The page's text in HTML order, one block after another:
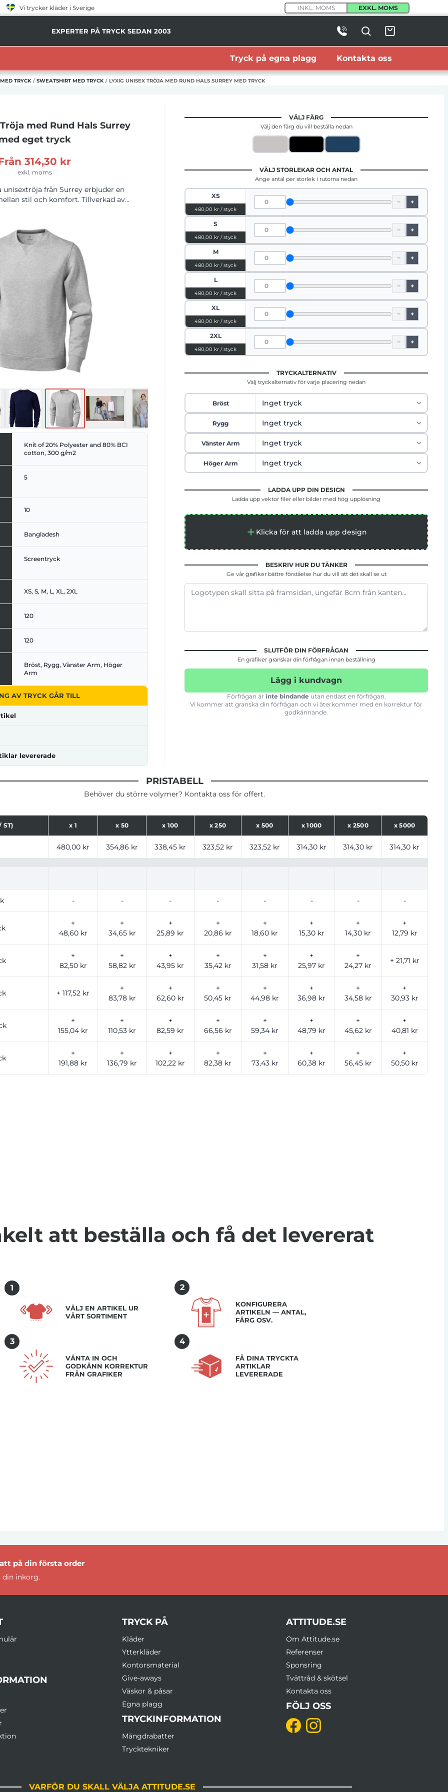
Vi trycker kläder i Sverige INKL. MOMS EXKL. MOMS
EXPERTER PÅ TRYCK SEDAN 2003
Tryck på egna plagg Kontakta oss
TRYCK / SWEATSHIRT MED TRYCK / LYXIG UNISEX TRÖJA MED RUND HALS SURREY MED TRYCK
med Rund Hals Surrey
eget tryck
314,30 kr
exkl. moms
unisextröja från Surrey erbjuder en
stil och komfort. Tillverkad av
platt ribbstickad v-detalj och
till axel tillför en modern och
Dessutom ger den borstade insidan
och behaglig upplevelse. Välj en
med denna tröja, tillgänglig i
3 olika färger.
Knit of 20% Polyester and 80% BCI
cotton, 300 g/m2
5
10
Bangladesh
Screentryck
XS, S, M, L, XL, 2XL
120
120
Bröst, Rygg, Vänster Arm, Höger
Arm
AV TRYCK GÅR TILL
levererade
VÄLJ FÄRG
Välj den färg du vill beställa nedan
VÄLJ STORLEKAR OCH ANTAL
Ange antal per storlek i rutorna nedan
XS
480,00 kr / styck
− +
S
480,00 kr / styck
− +
M
480,00 kr / styck
− +
L
480,00 kr / styck
− +
XL
480,00 kr / styck
− +
2XL
480,00 kr / styck
− +
TRYCKALTERNATIV
Välj tryckalternativ för varje placering nedan
Bröst
Rygg
Vänster Arm
Höger Arm
LADDA UPP DIN DESIGN
Ladda upp vektor filer eller bilder med hög upplösning
Klicka för att ladda upp design
BESKRIV HUR DU TÄNKER
Ge vår grafiker bättre förståelse hur du vill att det skall se ut
SLUTFÖR DIN FÖRFRÅGAN
En grafiker granskar din förfrågan innan beställning
Lägg i kundvagn
Förfrågan är inte bindande utan endast en förfrågan.
Vi kommer att granska din förfrågan och vi återkommer med en korrektur för
godkännande.
PRISTABELL
Behöver du större volymer? Kontakta oss för offert.
ST) x 1 x 50 x 100 x250 x 500 x1000 x 2500 x5000
480,00 kr 354,86 kr 338,45 kr 323,52 kr 323,52 kr 314,30 kr 314,30 kr 314,30 kr
- - - - - - - -
+
48,60 kr
+
34,65 kr
+
25,89 kr
+
20,86 kr
+
18,60 kr
+
15,30 kr
+
14,30 kr
+
12,79 kr
+
82,50 kr
+
58,82 kr
+
43,95 kr
+
35,42 kr
+
31,58 kr
+
25,97 kr
+
24,27 kr
+ 21,71 kr
+ 117,52 kr
+
83,78 kr
+
62,60 kr
+
50,45 kr
+
44,98 kr
+
36,98 kr
+
34,58 kr
+
30,93 kr
+
155,04 kr
+
110,53 kr
+
82,59 kr
+
66,56 kr
+
59,34 kr
+
48,79 kr
+
45,62 kr
+
40,81 kr
+
191,88 kr
+
136,79 kr
+
102,22 kr
+
82,38 kr
+
73,43 kr
+
60,38 kr
+
56,45 kr
+
50,50 kr
att beställa och få det levererat
1
VÄLJ EN ARTIKEL UR
VÅRT SORTIMENT
2
KONFIGURERA
ARTIKELN — ANTAL,
FÄRG OSV.
3
VÄNTA IN OCH
GODKÄNN KORREKTUR
FRÅN GRAFIKER
4
FÅ DINA TRYCKTA
ARTIKLAR
LEVERERADE
på din första order
din inkorg.
TRYCK PÅ
Kläder
Ytterkläder
Kontorsmaterial
Give-aways
Väskor & påsar
Egna plagg
TRYCKINFORMATION
Mängdrabatter
Trycktekniker
ATTITUDE.SE
Om Attitude.se
Referenser
Sponsring
Tvättråd & skötsel
Kontakta oss
FÖLJ OSS
VARFÖR DU SKALL VÄLJA ATTITUDE.SE